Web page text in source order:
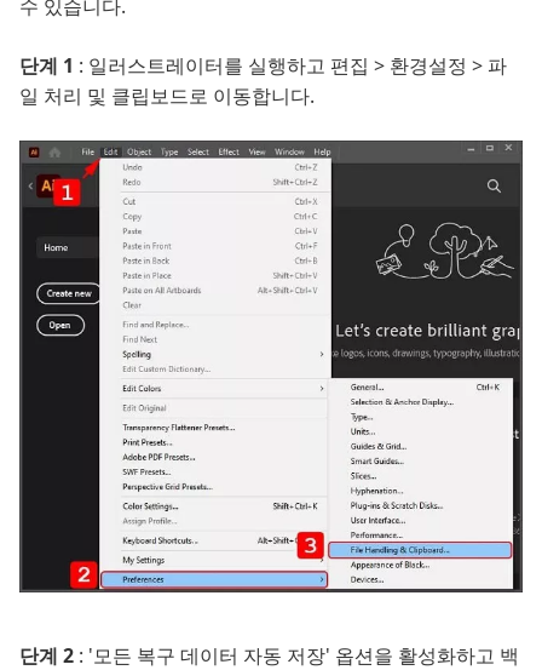
수 있습니다.
단계 1 : 일러스트레이터를 실행하고 편집 > 환경설정 > 파
일 처리 및 클립보드로 이동합니다.
단계 2 : '모든 복구 데이터 자동 저장' 옵션을 활성화하고 백